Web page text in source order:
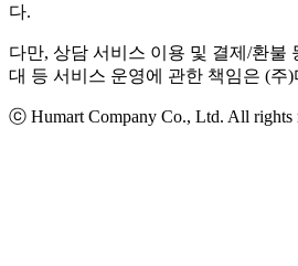
다.
다만, 상담 서비스 이용 및 결제/환불
대 등 서비스 운영에 관한 책임은 (주
ⓒ Humart Company Co., Ltd. All rights